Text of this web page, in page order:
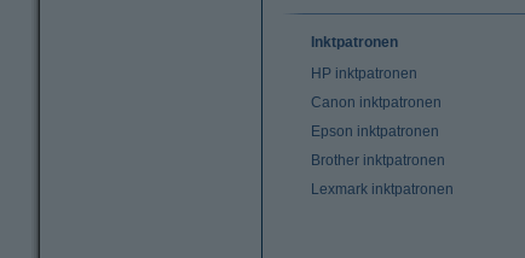
Inktpatronen
HP inktpatronen
Canon inktpatronen
Epson inktpatronen
Brother inktpatronen
Lexmark inktpatronen